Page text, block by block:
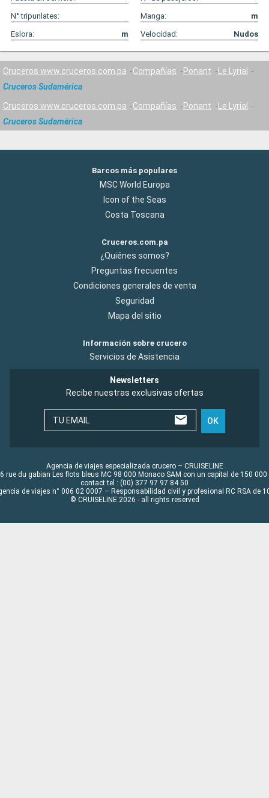
N° tripunlates:
Manga:
m
Eslora:
m Velocidad: Nudos
Cruceros www.cruceros.com.pa Compañías Ponant
Le Lyrial
Cruceros Sudamérica
Cruceros www.cruceros.com.pa Compañías Ponant
Le Lyrial
Cruceros Sudamérica
Barcos más populares
MSC World Europa
Icon of the Seas
Costa Toscana
Cruceros.com.pa
¿Quiénes somos?
Preguntas frecuentes
Condiciones generales de venta
Seguridad
Mapa del sitio
Información sobre crucero
Servicios de Asistencia
Newsletters
Recibe nuestras exclusivas ofertas
TU EMAIL OK
Agencia de viajes especializada crucero – CRUISELINE
rue du gabian Les flots bleus MC 98 000 Monaco SAM con un capital de 150 000
contact tel : (00) 377 97 97 84 50
de viajes n° 006 02 0007 – Responsabilidad civil y profesional RC RSA de
© CRUISELINE 2026 - all rights reserved